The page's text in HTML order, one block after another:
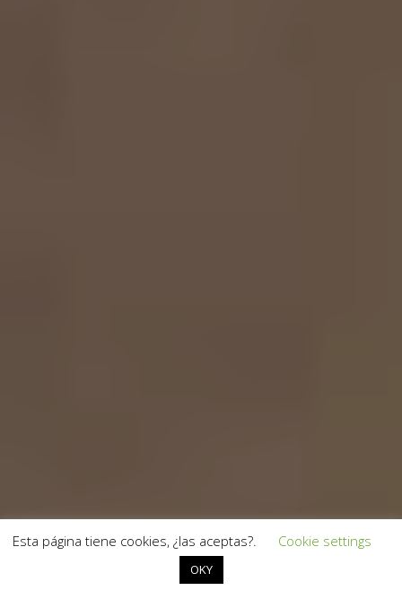
Esta página tiene cookies, ¿las aceptas?. Cookie settings
OKY